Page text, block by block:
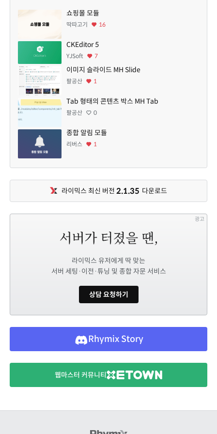
쇼핑몰 모듈
딱따고기 16
CKEditor 5
YJSoft 7
이미지 슬라이드 MH Slide
팔공산 1
Tab 형태의 콘텐츠 박스 MH Tab
팔공산 0
종합 알림 모듈
리버스 1
라이믹스 최신 버전 2.1.35 다운로드
광고
라이믹스 유저에게 딱 맞는
서버 세팅·이전·튜닝 및 종합 자문 서비스
상담 요청하기
Rhymix Story
웹마스터 커뮤니티